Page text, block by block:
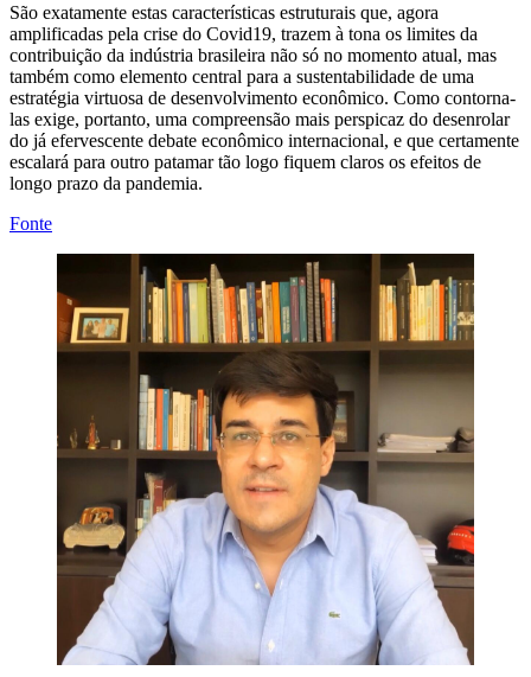
São exatamente estas características estruturais que, agora
amplificadas pela crise do Covid19, trazem à tona os limites da
contribuição da indústria brasileira não só no momento atual, mas
também como elemento central para a sustentabilidade de uma
estratégia virtuosa de desenvolvimento econômico. Como contorna-
las exige, portanto, uma compreensão mais perspicaz do desenrolar
do já efervescente debate econômico internacional, e que certamente
escalará para outro patamar tão logo fiquem claros os efeitos de
longo prazo da pandemia.
Fonte